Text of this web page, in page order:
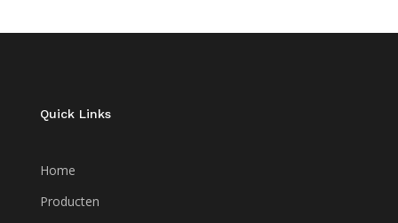
Quick Links
Home
Producten